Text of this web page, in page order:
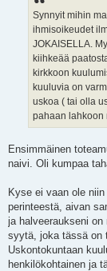
Synnyit mihin
ihmisoikeudet
JOKAISELLA.
kiihkeää
kirkkoon
kuuluvia on
uskoa ( tai olla
pahaan lahkoon
Ensimmäinen
naivi. Oli kumpaa
Kyse ei vaan ole
perinteestä, aivan
ja halveeraukseni
syytä, joka tässä on
Uskontokuntaan
henkilökohtainen ja